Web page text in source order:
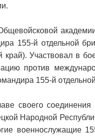
155-й отдельной
край). Участвовал в
против
155-й
своего соединения
Народной
военнослужащие